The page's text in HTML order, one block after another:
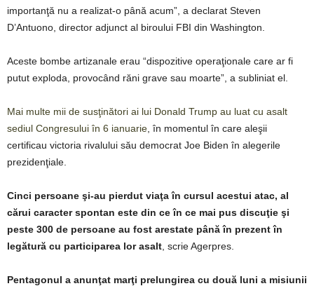
importanţă nu a realizat-o până acum”, a declarat Steven
D’Antuono, director adjunct al biroului FBI din Washington.
Aceste bombe artizanale erau “dispozitive operaţionale care ar fi
putut exploda, provocând răni grave sau moarte”, a subliniat el.
Mai multe mii de susţinători ai lui Donald Trump au luat cu asalt
sediul Congresului în 6 ianuarie , în momentul în care aleşii
certificau victoria rivalului său democrat Joe Biden în alegerile
prezidenţiale.
Cinci persoane şi-au pierdut viaţa în cursul acestui atac, al
cărui caracter spontan este din ce în ce mai pus discuţie şi
peste 300 de persoane au fost arestate până în prezent în
legătură cu participarea lor asalt , scrie Agerpres.
Pentagonul a anunţat marţi prelungirea cu două luni a misiunii